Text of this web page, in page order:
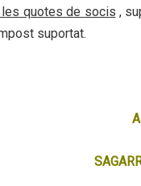
quotes de socis ,
suportat.